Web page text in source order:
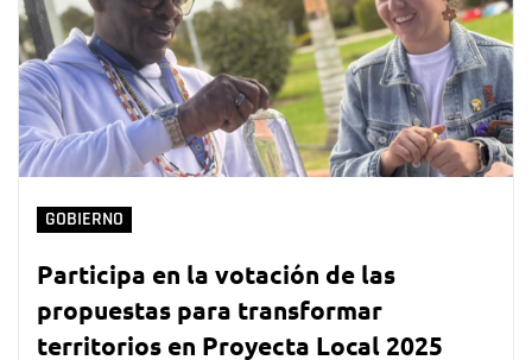
GOBIERNO
Participa en la votación de las
propuestas para transformar
territorios en Proyecta Local 2025